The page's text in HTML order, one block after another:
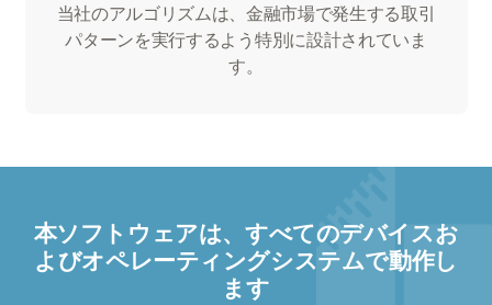
当社のアルゴリズムは、金融市場で発生する取引
パターンを実行するよう特別に設計されていま
す。
本ソフトウェアは、すべてのデバイスお
よびオペレーティングシステムで動作し
ます